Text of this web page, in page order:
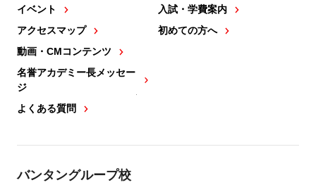
イベント
アクセスマップ
動画・CMコンテンツ
名誉アカデミー長メッセー
ジ
よくある質問
入試・学費案内
初めての方へ
バンタングループ校